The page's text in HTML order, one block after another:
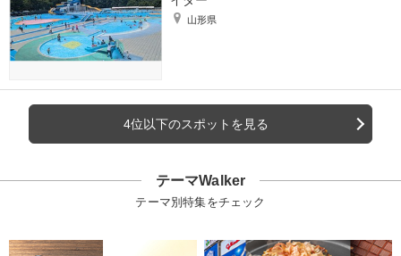
山形県
4位以下のスポットを見る
テーマWalker
テーマ別特集をチェック